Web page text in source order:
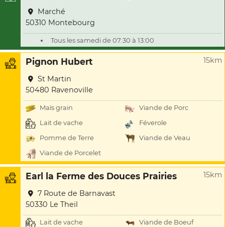
Marché
50310 Montebourg
Tous les samedi de 07:30 à 13:00
Pignon Hubert 15km
St Martin
50480 Ravenoville
Maïs grain
Viande de Porc
Lait de vache
Féverole
Pomme de Terre
Viande de Veau
Viande de Porcelet
Earl la Ferme des Douces Prairies 15km
7 Route de Barnavast
50330 Le Theil
Lait de vache
Viande de Boeuf